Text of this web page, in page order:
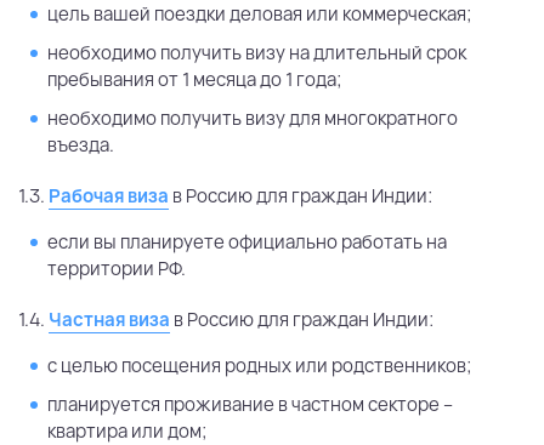
цель вашей поездки деловая или коммерческая;
необходимо получить визу на длительный срок
пребывания от 1 месяца до 1 года;
необходимо получить визу для многократного
въезда.
1.3. Рабочая виза в Россию для граждан Индии:
если вы планируете официально работать на
территории РФ.
1.4. Частная виза в Россию для граждан Индии:
с целью посещения родных или родственников;
планируется проживание в частном секторе –
квартира или дом;